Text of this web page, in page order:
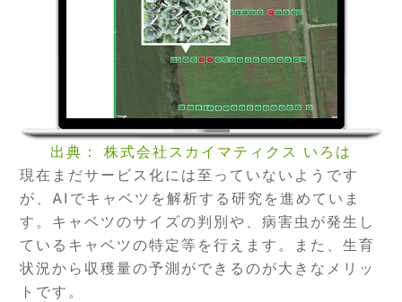
出典： 株式会社スカイマティクス いろは
現在まだサービス化には至っていないようです
が、AIでキャベツを解析する研究を進めていま
す。キャベツのサイズの判別や、病害虫が発生し
ているキャベツの特定等を行えます。また、生育
状況から収穫量の予測ができるのが大きなメリッ
トです。